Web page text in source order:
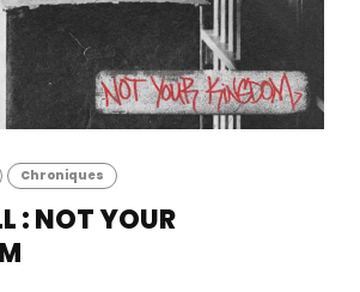
Chroniques
: NOT YOUR